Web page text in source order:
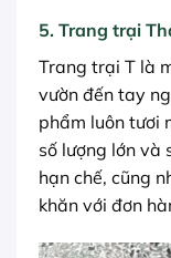
5. Trang trại
Trang trại T là
vườn đến tay
phẩm luôn tươi
số lượng lớn và
hạn chế, cũng
khăn với đơn